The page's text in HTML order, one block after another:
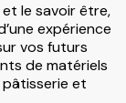
le savoir être,
expérience
vos futurs
de matériels
pâtisserie et